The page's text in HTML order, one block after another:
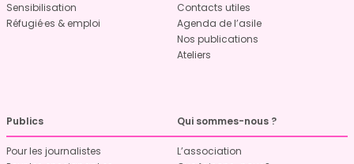
Sensibilisation
Réfugié·es & emploi
Contacts utiles
Agenda de l’asile
Nos publications
Ateliers
Publics
Pour les journalistes
Qui sommes-nous ?
L’association